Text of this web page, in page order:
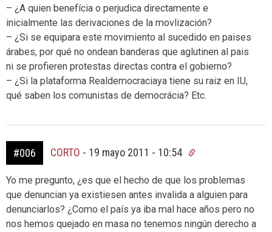
– ¿A quien benefícia o perjudica directamente e
inicialmente las derivaciones de la movlización?
– ¿Si se equipara este movimiento al sucedido en paises
árabes, por qué no ondean banderas que aglutinen al pais
ni se profieren protestas directas contra el gobierno?
– ¿Si la plataforma Realdemocraciaya tiene su raiz en IU,
qué saben los comunistas de democrácia? Etc.
#006 CORTO - 19 mayo 2011 - 10:54
Yo me pregunto, ¿es que el hecho de que los problemas
que denuncian ya existiesen antes invalida a alguien para
denunciarlos? ¿Como el país ya iba mal hace años pero no
nos hemos quejado en masa no tenemos ningún derecho a